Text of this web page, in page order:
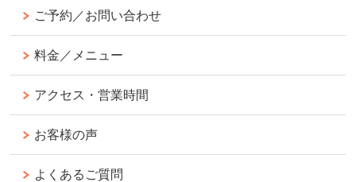
ご予約／お問い合わせ
料金／メニュー
アクセス・営業時間
お客様の声
よくあるご質問